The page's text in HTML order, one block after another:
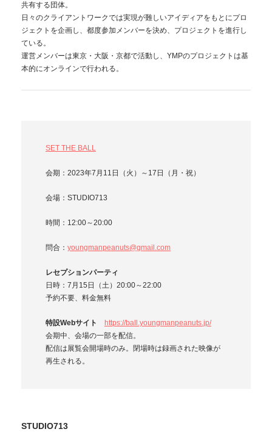
共有する団体。
日々のクライアントワークでは実現が難しいアイディアをもとにプロ
ジェクトを企画し、都度参加メンバーを決め、プロジェクトを進行し
ている。
運営メンバーは東京・大阪・京都で活動し、YMPのプロジェクトは基
本的にオンラインで行われる。
SET THE BALL
会期：2023年7月11日（火）～17日（月・祝）
会場：STUDIO713
時間：12:00～20:00
問合： youngmanpeanuts@gmail.com
レセプションパーティ
日時：7月15日（土）20:00～22:00
予約不要、料金無料
特設Webサイト
https://ball.youngmanpeanuts.jp/
会期中、会場の一部を配信。
配信は展覧会開場時のみ。閉場時は録画された映像が
再生される。
STUDIO713